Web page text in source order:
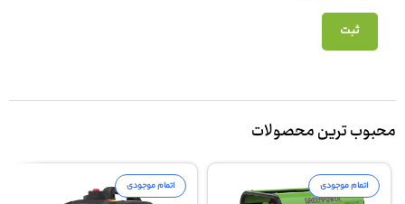
محبوب ترین محصولات
اتمام موجودی اتمام موجودی